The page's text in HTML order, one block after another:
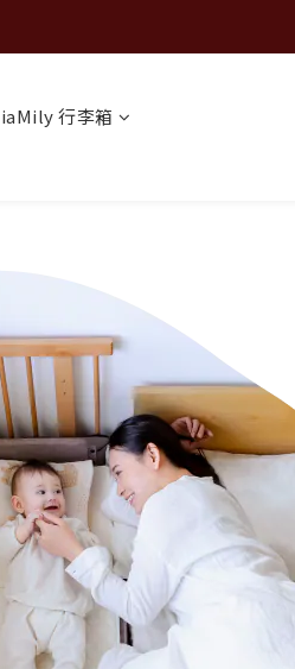
行李箱